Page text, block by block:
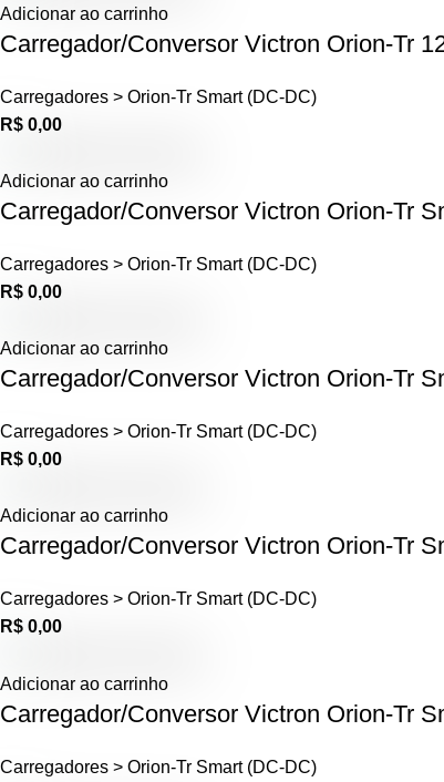
Adicionar ao carrinho
Carregador/Conversor Victron Orion-Tr
Carregadores > Orion-Tr Smart (DC-DC)
R$ 0,00
Adicionar ao carrinho
Carregador/Conversor Victron Orion-Tr
Carregadores > Orion-Tr Smart (DC-DC)
R$ 0,00
Adicionar ao carrinho
Carregador/Conversor Victron Orion-Tr
Carregadores > Orion-Tr Smart (DC-DC)
R$ 0,00
Adicionar ao carrinho
Carregador/Conversor Victron Orion-Tr
Carregadores > Orion-Tr Smart (DC-DC)
R$ 0,00
Adicionar ao carrinho
Carregador/Conversor Victron Orion-Tr
Carregadores > Orion-Tr Smart (DC-DC)